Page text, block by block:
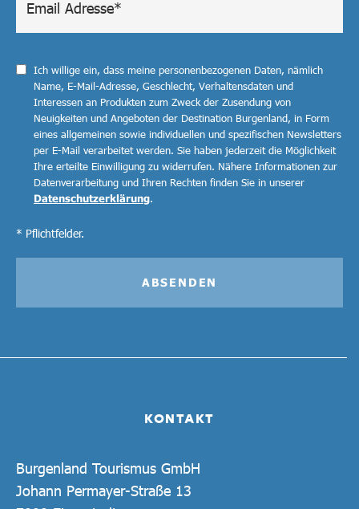
KONTAKT
Burgenland Tourismus GmbH
Johann Permayer-Straße 13
Ich willige ein, dass meine personenbezogenen Daten, nämlich
Name, E-Mail-Adresse, Geschlecht, Verhaltensdaten und
Interessen an Produkten zum Zweck der Zusendung von
Neuigkeiten und Angeboten der Destination Burgenland, in Form
eines allgemeinen sowie individuellen und spezifischen Newsletters
per E-Mail verarbeitet werden. Sie haben jederzeit die Möglichkeit
Ihre erteilte Einwilligung zu widerrufen. Nähere Informationen zur
Datenverarbeitung und Ihren Rechten finden Sie in unserer
Datenschutzerklärung.
* Pflichtfelder.
ABSENDEN